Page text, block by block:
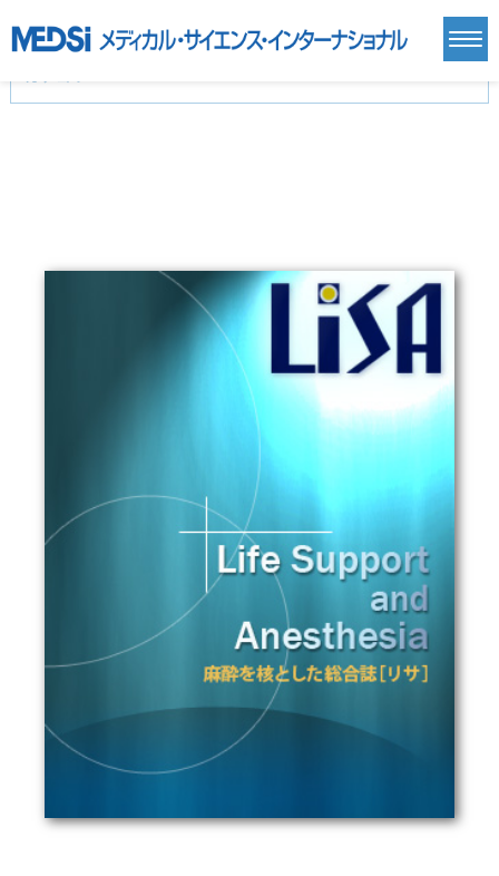
基礎医学(93)
基礎医学関連科学(80)
自然科学(25)
医療技術(16)
歯科学(3)
薬学(7)
保健・体育(1)
医学一般(91) マルチメディア(0)